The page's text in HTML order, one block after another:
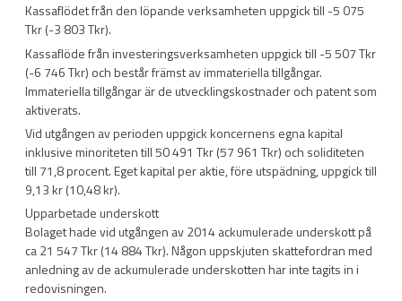
Kassaflödet från den löpande verksamheten uppgick till -5 075
Tkr (-3 803 Tkr).
Kassaflöde från investeringsverksamheten uppgick till -5 507 Tkr
(-6 746 Tkr) och består främst av immateriella tillgångar.
Immateriella tillgångar är de utvecklingskostnader och patent som
aktiverats.
Vid utgången av perioden uppgick koncernens egna kapital
inklusive minoriteten till 50 491 Tkr (57 961 Tkr) och soliditeten
till 71,8 procent. Eget kapital per aktie, före utspädning, uppgick till
9,13 kr (10,48 kr).
Upparbetade underskott
Bolaget hade vid utgången av 2014 ackumulerade underskott på
ca 21 547 Tkr (14 884 Tkr). Någon uppskjuten skattefordran med
anledning av de ackumulerade underskotten har inte tagits in i
redovisningen.